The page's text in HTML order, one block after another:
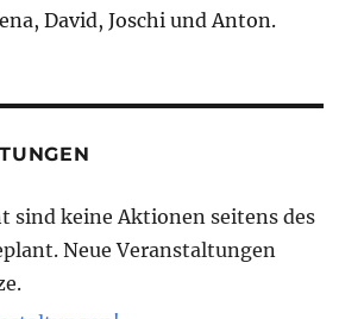
David, Joschi und Anton.
sind keine Aktionen seitens des
Neue Veranstaltungen